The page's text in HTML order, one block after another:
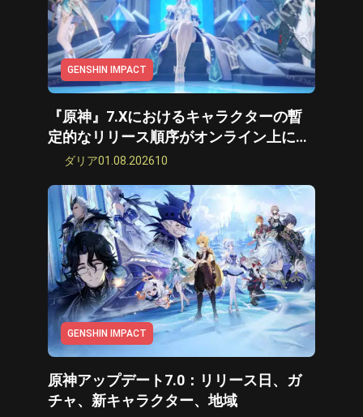
GENSHIN IMPACT
『原神』7.Xにおけるキャラクターの暫
定的なリリース順序がオンライン上に浮
上した。
ダリア01.08.202610
GENSHIN IMPACT
原神アップデート7.0：リリース日、ガ
チャ、新キャラクター、地域